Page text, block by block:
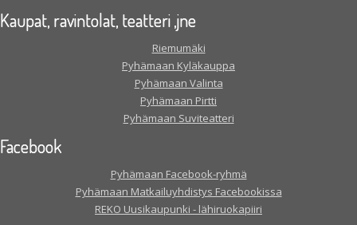
Kaupat, ravintolat, teatteri ,jne
Riemumäki
Pyhämaan Kyläkauppa
Pyhämaan Valinta
Pyhämaan Pirtti
Pyhämaan Suviteatteri
Facebook
Pyhämaan Facebook-ryhmä
Pyhämaan Matkailuyhdistys Facebookissa
REKO Uusikaupunki - lähiruokapiiri